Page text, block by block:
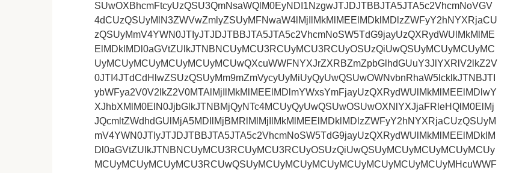
SUwOXBhcmFtcyUzQSU3QmNsaWQlM0EyNDI1NzgwJTJDJTBBJTA5JTA5c2VhcmNoVGV
4dCUzQSUyMlN3ZWVwZmlyZSUyMFNwaW4lMjIlMkMlMEElMDklMDlzZWFyY2hNYXRjaCU
zQSUyMmV4YWN0JTIyJTJDJTBBJTA5JTA5c2VhcmNoSW5TdG9jayUzQXRydWUlMkMlME
ElMDklMDl0aGVtZUlkJTNBNCUyMCU3RCUyMCU3RCUyOSUzQiUwQSUyMCUyMCUyMC
UyMCUyMCUyMCUyMCUyMCUwQXcuWWFNYXJrZXRBZmZpbGlhdGUuY3JlYXRlV2lkZ2V
0JTI4JTdCdHlwZSUzQSUyMm9mZmVycyUyMiUyQyUwQSUwOWNvbnRhaW5lcklkJTNBJTI
ybWFya2V0V2lkZ2V0MTAlMjIlMkMlMEElMDlmYWxsYmFjayUzQXRydWUlMkMlMEElMDlwY
XJhbXMlM0ElN0JjbGlkJTNBMjQyNTc4MCUyQyUwQSUwOSUwOXNlYXJjaFRleHQlM0ElMj
JQcmltZWdhdGUlMjA5MDIlMjBMRlMlMjIlMkMlMEElMDklMDlzZWFyY2hNYXRjaCUzQSUyM
mV4YWN0JTIyJTJDJTBBJTA5JTA5c2VhcmNoSW5TdG9jayUzQXRydWUlMkMlMEElMDklM
Dl0aGVtZUlkJTNBNCUyMCU3RCUyMCU3RCUyOSUzQiUwQSUyMCUyMCUyMCUyMCUy
MCUyMCUyMCUyMCU3RCUwQSUyMCUyMCUyMCUyMCUyMCUyMCUyMCUyMHcuWWF